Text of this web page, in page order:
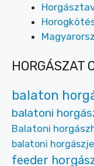
HORGÁSZAT
balaton
balatoni
Balatoni
balatoni
feeder